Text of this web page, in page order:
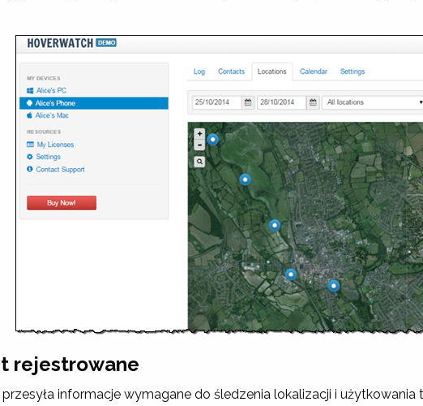
rejestrowane
informacje wymagane do śledzenia lokalizacji i